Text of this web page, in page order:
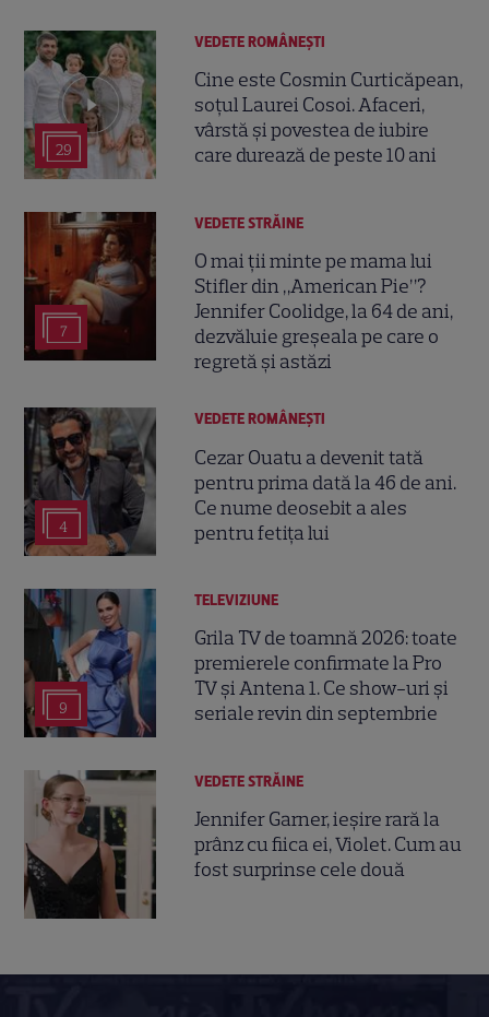
29
VEDETE ROMÂNEŞTI
Cine este Cosmin Curticăpean,
soțul Laurei Cosoi. Afaceri,
vârstă și povestea de iubire
care durează de peste 10 ani
7
VEDETE STRĂINE
O mai ții minte pe mama lui
Stifler din „American Pie”?
Jennifer Coolidge, la 64 de ani,
dezvăluie greșeala pe care o
regretă și astăzi
4
VEDETE ROMÂNEŞTI
Cezar Ouatu a devenit tată
pentru prima dată la 46 de ani.
Ce nume deosebit a ales
pentru fetița lui
9
TELEVIZIUNE
Grila TV de toamnă 2026: toate
premierele confirmate la Pro
TV și Antena 1. Ce show-uri și
seriale revin din septembrie
VEDETE STRĂINE
Jennifer Garner, ieșire rară la
prânz cu fiica ei, Violet. Cum au
fost surprinse cele două